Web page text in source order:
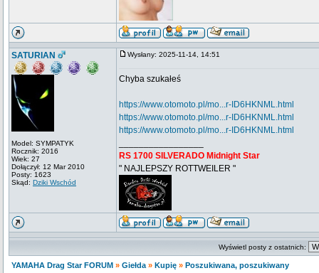
SATURIAN
Model: SYMPATYK
Rocznik: 2016
Wiek: 27
Dołączył: 12 Mar 2010
Posty: 1623
Skąd: Dziki Wschód
Wysłany: 2025-11-14, 14:51
Chyba szukałeś
https://www.otomoto.pl/mo...r-ID6HKNML.html
https://www.otomoto.pl/mo...r-ID6HKNML.html
https://www.otomoto.pl/mo...r-ID6HKNML.html
RS 1700 SILVERADO Midnight Star
" NAJLEPSZY ROTTWEILER "
Wyświetl posty z ostatnich:
YAMAHA Drag Star FORUM » Giełda » Kupię » Poszukiwana, poszukiwany